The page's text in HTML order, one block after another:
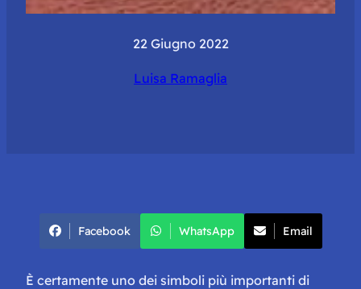
22 Giugno 2022
Luisa Ramaglia
Facebook WhatsApp Email
È certamente uno dei simboli più importanti di